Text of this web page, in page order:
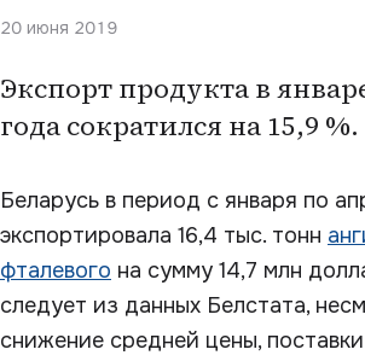
20 июня 2019
Экспорт продукта в
года сократился на 15,9 %.
Беларусь в период с января по
экспортировала 16,4 тыс. тонн
фталевого на сумму 14,7 млн
следует из данных Белстата,
снижение средней цены,